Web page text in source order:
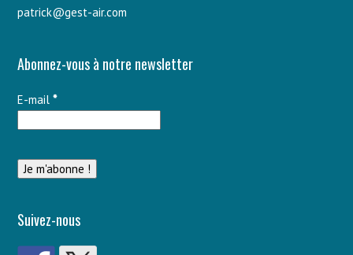
patrick@gest-air.com
Abonnez-vous à notre newsletter
E-mail*
Suivez-nous